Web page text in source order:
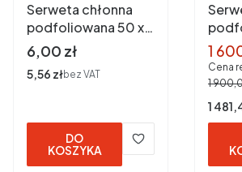
Serweta chłonna
podfoliowana 50 x
75 niebieska
sterylna a 1 szt.
Cena
6,00 zł
Cena
5,56 złbez VAT
DO
KOSZYKA
90
1
Cena
1
Cena
1